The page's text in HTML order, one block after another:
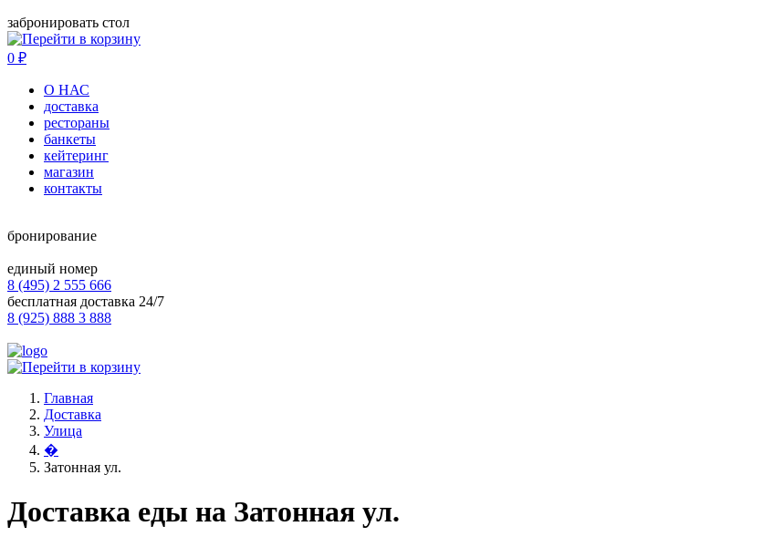
забронировать стол
0 ₽
О НАС
доставка
рестораны
банкеты
кейтеринг
магазин
контакты
бронирование
единый номер
8 (495) 2 555 666
бесплатная доставка 24/7
8 (925) 888 3 888
Главная
Доставка
Улица
�
Затонная ул.
Доставка еды на Затонная ул.